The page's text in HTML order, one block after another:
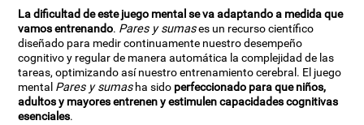
La dificultad de este juego mental se va adaptando a medida que
vamos entrenando. Pares y sumases un recurso científico
diseñado para medir continuamente nuestro desempeño
cognitivo y regular de manera automática la complejidad de las
tareas, optimizando así nuestro entrenamiento cerebral. El juego
mental Pares y sumasha sido perfeccionado para que niños,
adultos y mayores entrenen y estimulen capacidades cognitivas
esenciales.